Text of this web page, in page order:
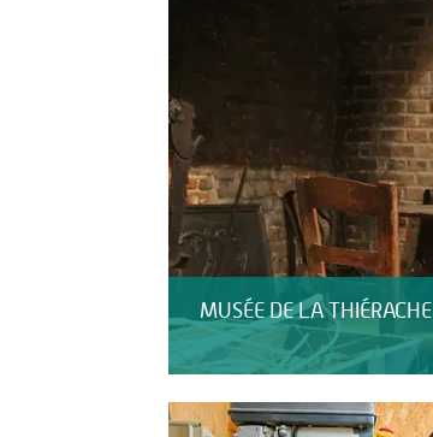
MUSÉE DE LA THIÉRACHE